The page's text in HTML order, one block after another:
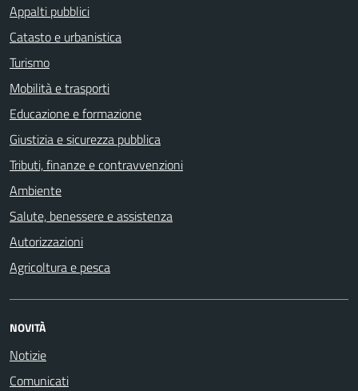
Appalti pubblici
Catasto e urbanistica
Turismo
Mobilità e trasporti
Educazione e formazione
Giustizia e sicurezza pubblica
Tributi, finanze e contravvenzioni
Ambiente
Salute, benessere e assistenza
Autorizzazioni
Agricoltura e pesca
NOVITÀ
Notizie
Comunicati